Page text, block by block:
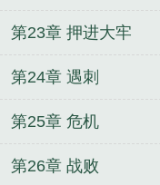
第23章 押进大牢
第24章 遇刺
第25章 危机
第26章 战败